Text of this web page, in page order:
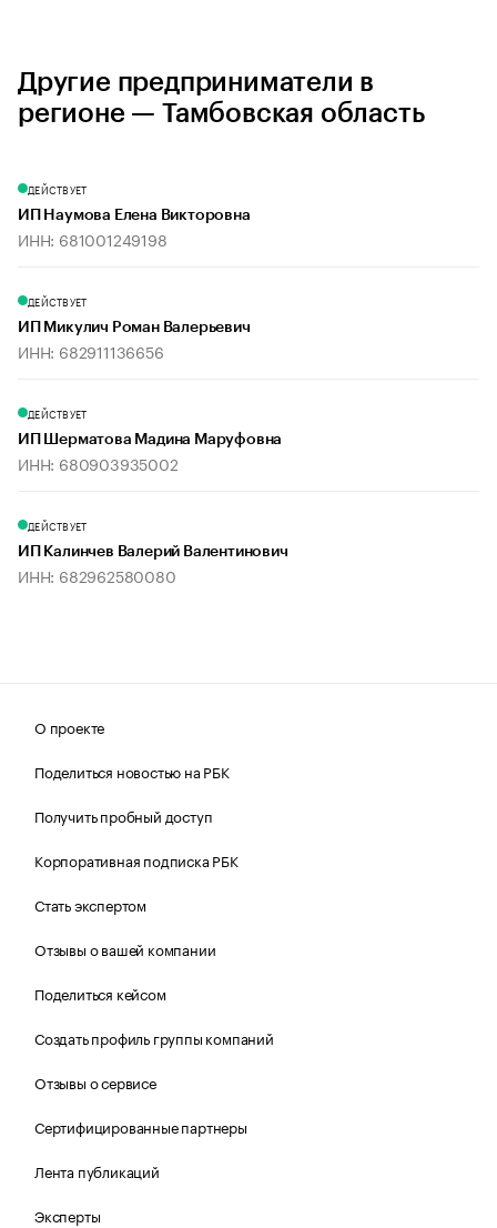
Другие предприниматели в
регионе — Тамбовская область
ДЕЙСТВУЕТ
ИП Наумова Елена Викторовна
ИНН: 681001249198
ДЕЙСТВУЕТ
ИП Микулич Роман Валерьевич
ИНН: 682911136656
ДЕЙСТВУЕТ
ИП Шерматова Мадина Маруфовна
ИНН: 680903935002
ДЕЙСТВУЕТ
ИП Калинчев Валерий Валентинович
ИНН: 682962580080
О проекте
Поделиться новостью на РБК
Получить пробный доступ
Корпоративная подписка РБК
Стать экспертом
Отзывы о вашей компании
Поделиться кейсом
Создать профиль группы компаний
Отзывы о сервисе
Сертифицированные партнеры
Лента публикаций
Эксперты